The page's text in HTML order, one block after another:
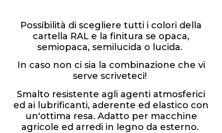
Possibilità di scegliere tutti i colori della
cartella RAL e la finitura se opaca,
semiopaca, semilucida o lucida.
In caso non ci sia la combinazione che vi
serve scriveteci!
Smalto resistente agli agenti atmosferici
ed ai lubrificanti, aderente ed elastico con
un'ottima resa. Adatto per macchine
agricole ed arredi in legno da esterno.